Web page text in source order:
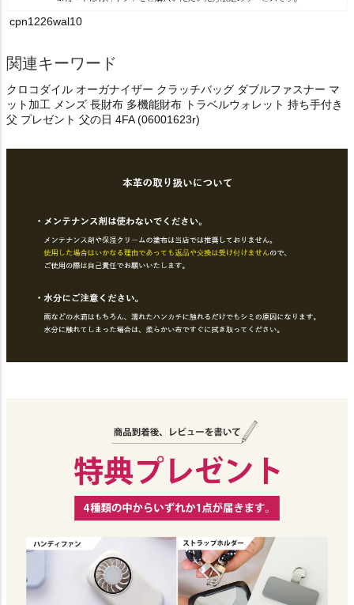
cpn1226wal10
関連キーワード
クロコダイル オーガナイザー クラッチバッグ ダブルファスナー マ
ット加工 メンズ 長財布 多機能財布 トラベルウォレット 持ち手付き
父 プレゼント 父の日 4FA (06001623r)